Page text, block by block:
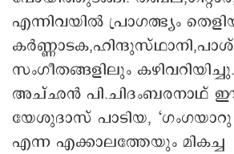
എന്നിവയില്‍ പ്രാഗത്ഭ്യം
സംഗീതങ്ങളിലും
അച്ഛന്‍ പി.ചിദംബരനാഥ്
യേശുദാസ് പാടിയ, ‘ഗംഗയാറു
എന്ന എക്കാലത്തേയും മികച്ച